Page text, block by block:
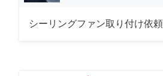
シーリングファン取り付け依頼